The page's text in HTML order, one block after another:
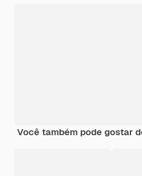
Você também pode gostar